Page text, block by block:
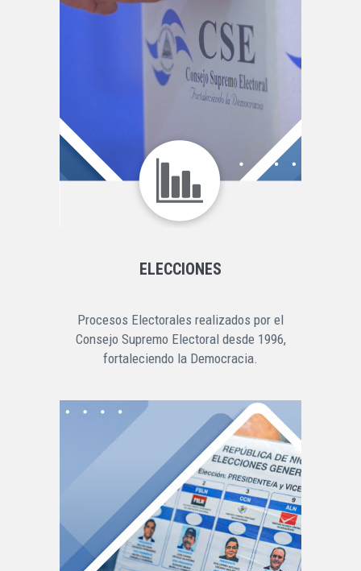
ELECCIONES
Procesos Electorales realizados por el
Consejo Supremo Electoral desde 1996,
fortaleciendo la Democracia.